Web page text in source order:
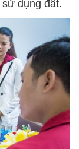
dụng đất.